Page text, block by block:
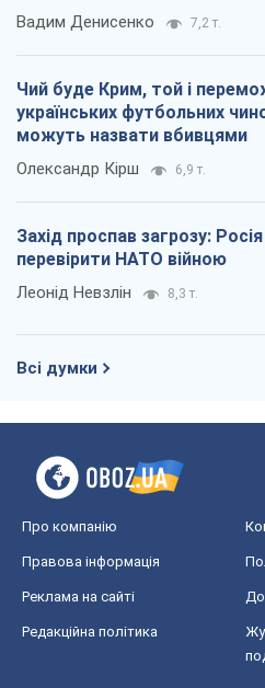
Вадим Денисенко 7,2 т.
Чий буде Крим, той і
українських футбольних
можуть назвати вбивцями
Олександр Кірш 6,9 т.
Захід проспав загрозу:
перевірити НАТО війною
Леонід Невзлін 8,3 т.
Всі думки
Про компанію
Правова інформація
Реклама на сайті
Редакційна політика